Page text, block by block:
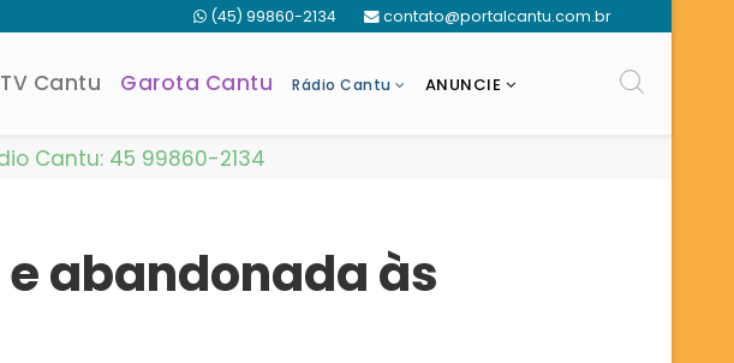
(45) 99860-2134 contato@portalcantu.com.br
TV Cantu Garota Cantu Rádio Cantu ANUNCIE
Cantu: 45 99860-2134
abandonada às